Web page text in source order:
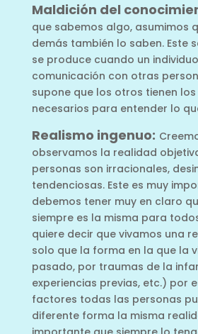
Maldición del
que sabemos algo, asumimos
demás también lo saben. Este
se produce cuando un
comunicación con otras
supone que los otros tienen
necesarios para entender lo
Realismo ingenuo:
observamos la realidad
personas son irracionales,
tendenciosas. Este es muy
debemos tener muy en claro
siempre es la misma para
quiere decir que vivamos una
solo que la forma en la que la
pasado, por traumas de la
experiencias previas, etc.) por
factores todas las personas
diferente forma la misma